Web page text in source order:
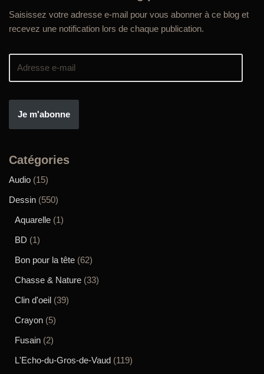
Saisissez votre adresse e-mail pour vous abonner à ce blog et
recevez une notification lors de chaque publication.
Je m'abonne
Catégories
Audio (15)
Dessin (550)
Aquarelle (1)
BD (1)
Bon pour la tête (62)
Chasse & Nature (33)
Clin d'oeil (39)
Crayon (5)
Fusain (2)
L'Echo-du-Gros-de-Vaud (119)